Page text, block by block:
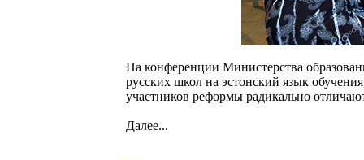
На конференции Министерства
русских школ на эстонский язык
участников реформы радикально
Далее...